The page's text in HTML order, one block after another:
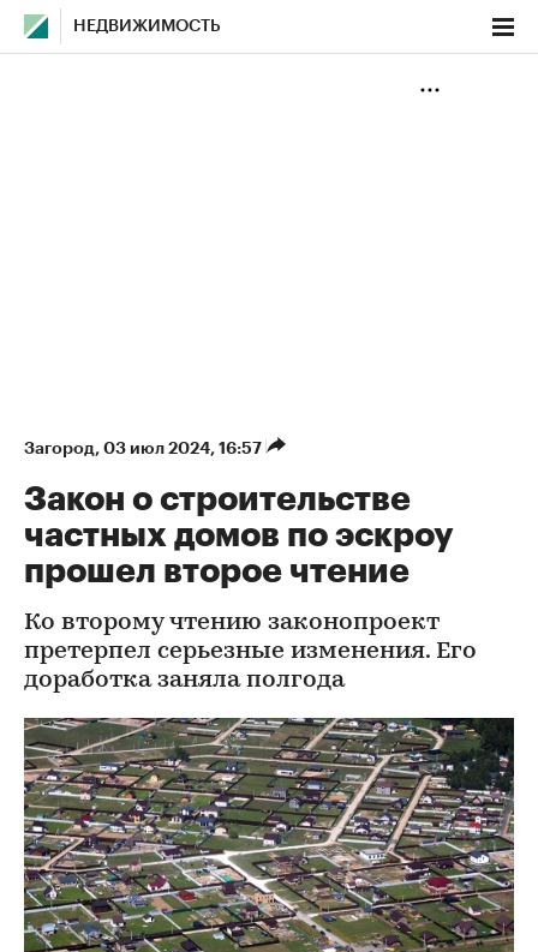
НЕДВИЖИМОСТЬ
Загород⁠, 03 июл 2024, 16:57
Закон о строительстве
частных домов по эскроу
прошел второе чтение
Ко второму чтению законопроект
претерпел серьезные изменения. Его
доработка заняла полгода